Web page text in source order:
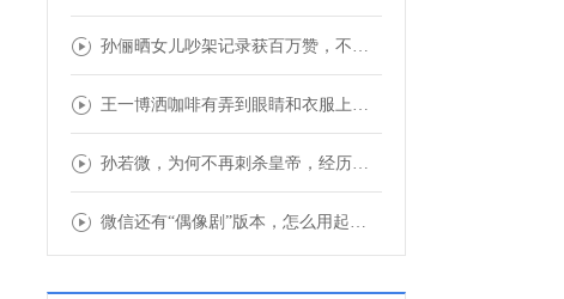
孙俪晒女儿吵架记录获百万赞，不会共情的父母
王一博洒咖啡有弄到眼睛和衣服上，但却拿抹布
孙若微，为何不再刺杀皇帝，经历让她内心通达
微信还有“偶像剧”版本，怎么用起来怪怪的.